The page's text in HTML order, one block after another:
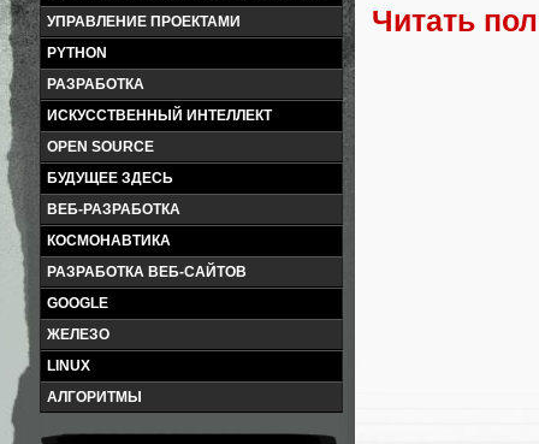
УПРАВЛЕНИЕ ПРОЕКТАМИ
PYTHON
РАЗРАБОТКА
ИСКУССТВЕННЫЙ ИНТЕЛЛЕКТ
OPEN SOURCE
БУДУЩЕЕ ЗДЕСЬ
ВЕБ-РАЗРАБОТКА
КОСМОНАВТИКА
РАЗРАБОТКА ВЕБ-САЙТОВ
GOOGLE
ЖЕЛЕЗО
LINUX
АЛГОРИТМЫ
Читать